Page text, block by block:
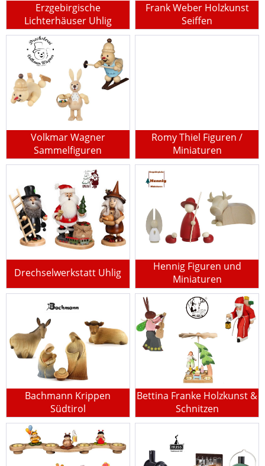
Erzgebirgische
Lichterhäuser Uhlig
Frank Weber Holzkunst
Seiffen
Volkmar Wagner
Sammelfiguren
Romy Thiel Figuren /
Miniaturen
Drechselwerkstatt Uhlig
Hennig Figuren und
Miniaturen
Bachmann Krippen
Südtirol
Bettina Franke Holzkunst &
Schnitzen